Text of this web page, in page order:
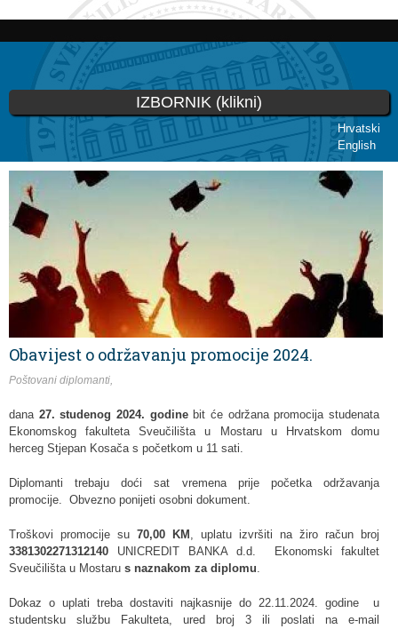
Skoči
glavni
sadržaj
Hrvatski
English
IZBORNIK (klikni)
Vi ste ovdje
Obavijest o održavanju promocije 2024.
Poštovani diplomanti,
dana 27. studenog 2024. godinebit će održana promocija studenata
Ekonomskog fakulteta Sveučilišta u Mostaru u Hrvatskom domu
herceg Stjepan Kosača s početkom u 11 sati.
Diplomanti trebaju doći sat vremena prije početka održavanja
promocije. Obvezno ponijeti osobni dokument.
Troškovi promocije su 70,00 KM , uplatu izvršiti na žiro račun broj
3381302271312140 UNICREDIT BANKA d.d. Ekonomski fakultet
Sveučilišta u Mostaru s naznakom za diplomu.
Dokaz o uplati treba dostaviti najkasnije do 22.11.2024. godine u
studentsku službu Fakulteta, ured broj 3 ili poslati na e-mail